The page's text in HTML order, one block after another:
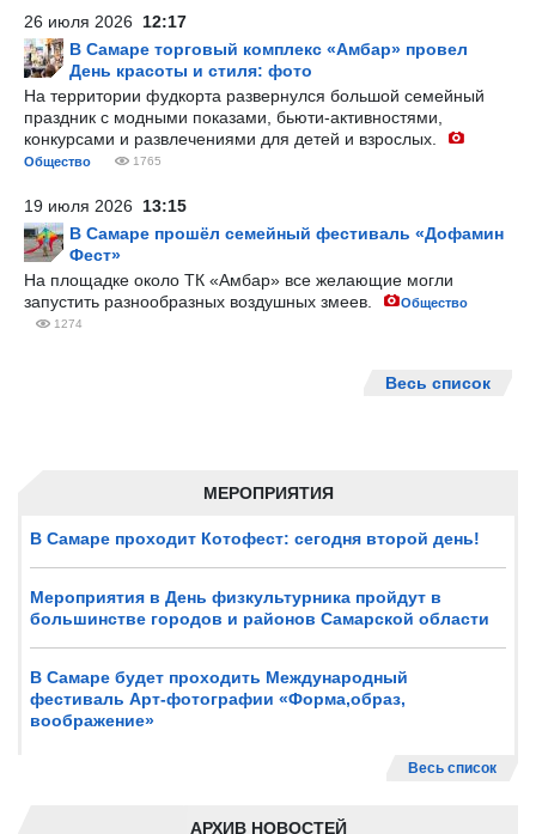
МЕРОПРИЯТИЯ
В Самаре проходит Котофест: сегодня второй день!
Мероприятия в День физкультурника пройдут в
большинстве городов и районов Самарской области
В Самаре будет проходить Международный
фестиваль Арт-фотографии «Форма,образ,
воображение»
Весь список
АРХИВ НОВОСТЕЙ
26 июля 2026 12:17
В Самаре торговый комплекс «Амбар» провел
День красоты и стиля: фото
На территории фудкорта развернулся большой семейный
праздник с модными показами, бьюти-активностями,
конкурсами и развлечениями для детей и взрослых.
Общество 1765
19 июля 2026 13:15
В Самаре прошёл семейный фестиваль «Дофамин
Фест»
На площадке около ТК «Амбар» все желающие могли
запустить разнообразных воздушных змеев.
Общество
1274
Весь список